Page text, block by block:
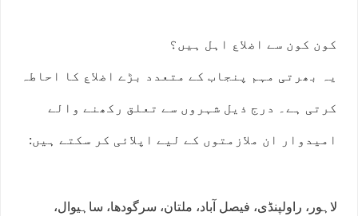
کون کون سے اضلاع اہل ہیں؟
یہ بھرتی مہم پنجاب کے متعدد بڑے اضلاع کا احاطہ
کرتی ہے۔ درج ذیل شہروں سے تعلق رکھنے والے
امیدوار ان ملازمتوں کے لیے اپلائی کر سکتے ہیں:
لاہور، راولپنڈی، فیصل آباد، ملتان، سرگودھا، ساہیوال،